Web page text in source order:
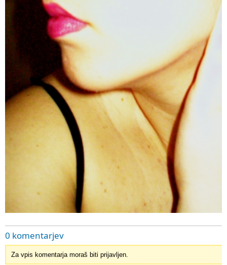
0 komentarjev
Za vpis komentarja moraš biti prijavljen.